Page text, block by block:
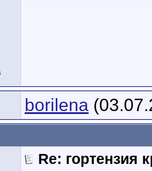
borilena
Re: гортензия